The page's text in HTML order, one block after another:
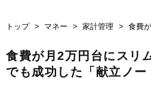
トップ マネー 家計管理 食費
食費が月2万円台にスリ
でも成功した「献立ノー